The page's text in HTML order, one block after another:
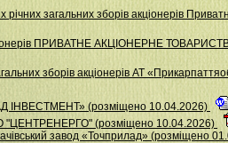
загальних зборів акціонерів
ПРИВАТНЕ АКЦІОНЕРНЕ
зборів акціонерів АТ
(розміщено 10.04.2026)
"ЦЕНТРЕНЕРГО" (розміщено 10.04.2026)
завод «Точприлад» (розміщено